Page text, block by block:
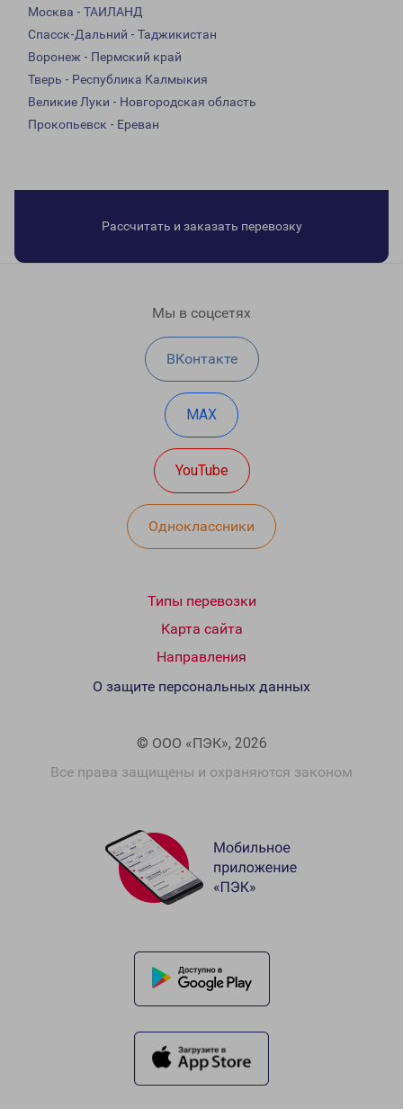
Москва - ТАИЛАНД
Спасск-Дальний - Таджикистан
Воронеж - Пермский край
Тверь - Республика Калмыкия
Великие Луки - Новгородская область
Прокопьевск - Ереван
Рассчитать и заказать перевозку
Мы в соцсетях
ВКонтакте
MAX
YouTube
Одноклассники
Типы перевозки
Карта сайта
Направления
© ООО «ПЭК», 2026
Все права защищены и охраняются законом
О защите персональных данных